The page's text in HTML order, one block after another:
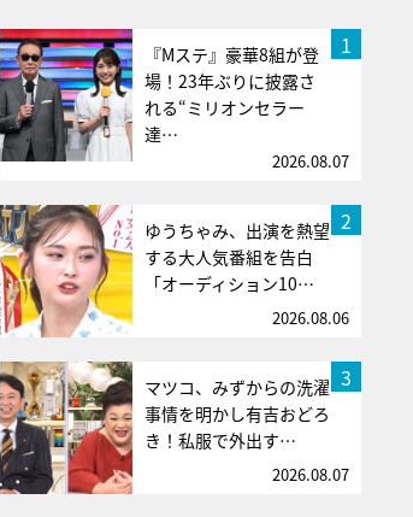
1
『Mステ』豪華8組が登
場！23年ぶりに披露さ
れる“ミリオンセラー
達…
2026.08.07
2
ゆうちゃみ、出演を熱望
する大人気番組を告白
「オーディション10…
2026.08.06
3
マツコ、みずからの洗濯
事情を明かし有吉おどろ
き！私服で外出す…
2026.08.07